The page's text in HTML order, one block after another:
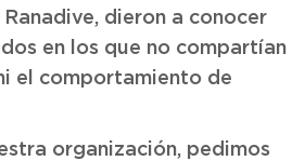
dieron a conocer
en los que no compartían
el comportamiento de
organización, pedimos